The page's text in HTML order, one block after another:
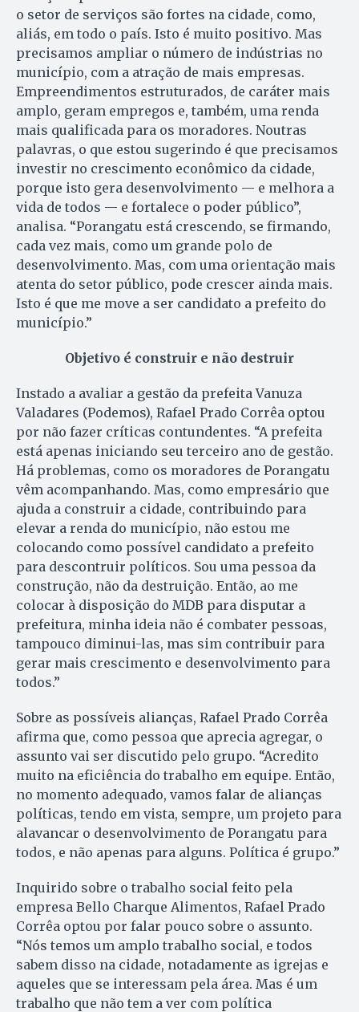
o setor de serviços são fortes na cidade, como,
aliás, em todo o país. Isto é muito positivo. Mas
precisamos ampliar o número de indústrias no
município, com a atração de mais empresas.
Empreendimentos estruturados, de caráter mais
amplo, geram empregos e, também, uma renda
mais qualificada para os moradores. Noutras
palavras, o que estou sugerindo é que precisamos
investir no crescimento econômico da cidade,
porque isto gera desenvolvimento — e melhora a
vida de todos — e fortalece o poder público”,
analisa. “Porangatu está crescendo, se firmando,
cada vez mais, como um grande polo de
desenvolvimento. Mas, com uma orientação mais
atenta do setor público, pode crescer ainda mais.
Isto é que me move a ser candidato a prefeito do
município.”
Objetivo é construir e não destruir
Instado a avaliar a gestão da prefeita Vanuza
Valadares (Podemos), Rafael Prado Corrêa optou
por não fazer críticas contundentes. “A prefeita
está apenas iniciando seu terceiro ano de gestão.
Há problemas, como os moradores de Porangatu
vêm acompanhando. Mas, como empresário que
ajuda a construir a cidade, contribuindo para
elevar a renda do município, não estou me
colocando como possível candidato a prefeito
para descontruir políticos. Sou uma pessoa da
construção, não da destruição. Então, ao me
colocar à disposição do MDB para disputar a
prefeitura, minha ideia não é combater pessoas,
tampouco diminui-las, mas sim contribuir para
gerar mais crescimento e desenvolvimento para
todos.”
Sobre as possíveis alianças, Rafael Prado Corrêa
afirma que, como pessoa que aprecia agregar, o
assunto vai ser discutido pelo grupo. “Acredito
muito na eficiência do trabalho em equipe. Então,
no momento adequado, vamos falar de alianças
políticas, tendo em vista, sempre, um projeto para
alavancar o desenvolvimento de Porangatu para
todos, e não apenas para alguns. Política é grupo.”
Inquirido sobre o trabalho social feito pela
empresa Bello Charque Alimentos, Rafael Prado
Corrêa optou por falar pouco sobre o assunto.
“Nós temos um amplo trabalho social, e todos
sabem disso na cidade, notadamente as igrejas e
aqueles que se interessam pela área. Mas é um
trabalho que não tem a ver com política